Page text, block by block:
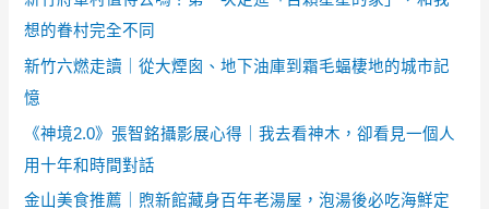
想的眷村完全不同
新竹六燃走讀｜從大煙囪、地下油庫到霜毛蝠棲地的城市記
憶
《神境2.0》張智銘攝影展心得｜我去看神木，卻看見一個人
用十年和時間對話
金山美食推薦｜煦新館藏身百年老湯屋，泡湯後必吃海鮮定